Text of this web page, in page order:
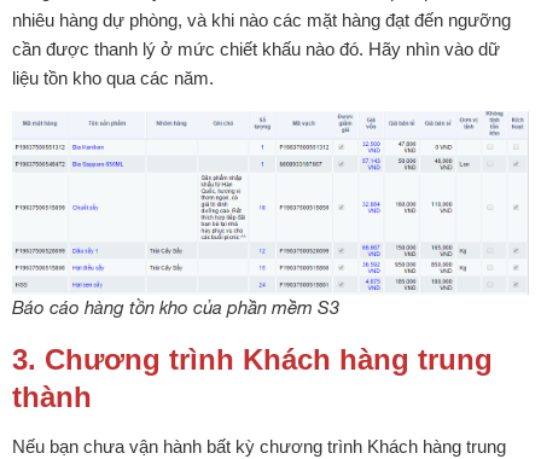
nhiêu hàng dự phòng, và khi nào các mặt hàng đạt đến ngưỡng
cần được thanh lý ở mức chiết khấu nào đó. Hãy nhìn vào dữ
liệu tồn kho qua các năm.
Báo cáo hàng tồn kho của phần mềm S3
3. Chương trình Khách hàng trung
thành
Nếu bạn chưa vận hành bất kỳ chương trình Khách hàng trung